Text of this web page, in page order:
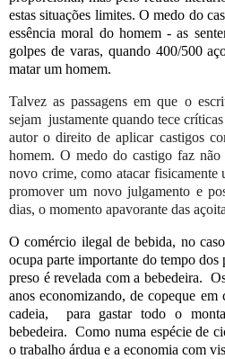
estas situações limites. O medo do
essência moral do homem - as
golpes de varas, quando 400/500
matar um homem.
Talvez as passagens em que o
sejam justamente quando tece
autor o direito de aplicar castigos
homem. O medo do castigo faz
novo crime, como atacar fisicamente
promover um novo julgamento e
dias, o momento apavorante das
O comércio ilegal de bebida, no
ocupa parte importante do tempo dos
preso é revelada com a bebedeira.
anos economizando, de copeque em
cadeia, para gastar todo o
bebedeira. Como numa espécie de
o trabalho árdua e a economia com